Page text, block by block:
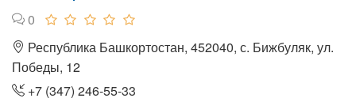
0
Республика Башкортостан, 452040, с. Бижбуляк, ул.
Победы, 12
+7 (347) 246-55-33